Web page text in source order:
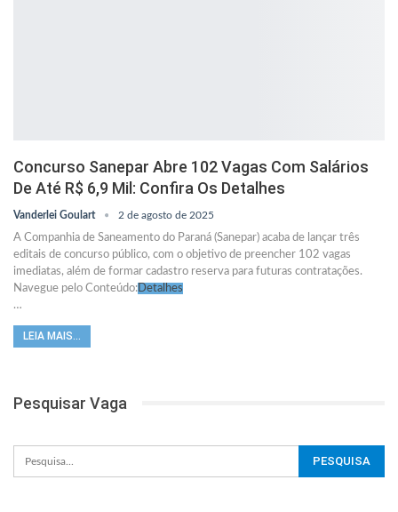
Concurso Sanepar Abre 102 Vagas Com Salários
De Até R$ 6,9 Mil: Confira Os Detalhes
Vanderlei Goulart 2 de agosto de 2025
A Companhia de Saneamento do Paraná (Sanepar) acaba de lançar três
editais de concurso público, com o objetivo de preencher 102 vagas
imediatas, além de formar cadastro reserva para futuras contratações.
Navegue pelo Conteúdo:Detalhes
…
LEIA MAIS...
Pesquisar Vaga